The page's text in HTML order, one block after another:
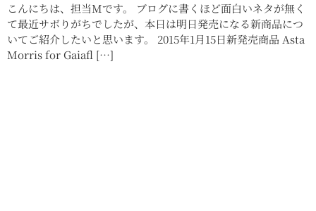
こんにちは、担当Mです。 ブログに書くほど面白いネタが無く
て最近サボりがちでしたが、本日は明日発売になる新商品につ
いてご紹介したいと思います。 2015年1月15日新発売商品 Asta
Morris for Gaiafl […]